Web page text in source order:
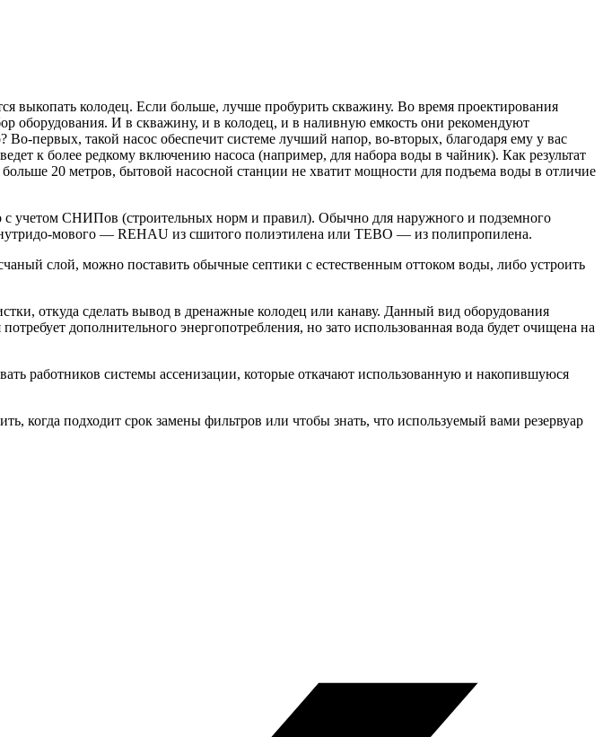
выкопать колодец. Если больше, лучше пробурить скважину. Во время проектирования
И в скважину, и в колодец, и в наливную емкость они рекомендуют
первых, такой насос обеспечит системе лучший напор, во-вторых, благодаря ему у вас
к более редкому включению насоса (например, для набора воды в чайник). Как результат
20 метров, бытовой насосной станции не хватит мощности для подъема воды в отличие
учетом СНИПов (строительных норм и правил). Обычно для наружного и подземного
мового — REHAU из сшитого полиэтилена или ТЕВО — из полипропилена.
слой, можно поставить обычные септики с естественным оттоком воды, либо устроить
откуда сделать вывод в дренажные колодец или канаву. Данный вид оборудования
дополнительного энергопотребления, но зато использованная вода будет очищена на
работников системы ассенизации, которые откачают использованную и накопившуюся
когда подходит срок замены фильтров или чтобы знать, что используемый вами резервуар